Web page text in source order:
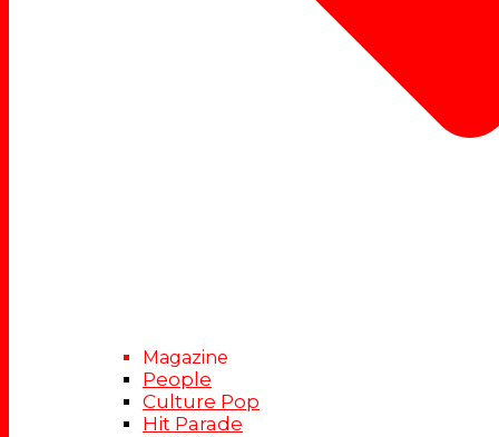
Magazine
People
Culture Pop
Hit Parade